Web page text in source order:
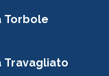
Torbole
Travagliato